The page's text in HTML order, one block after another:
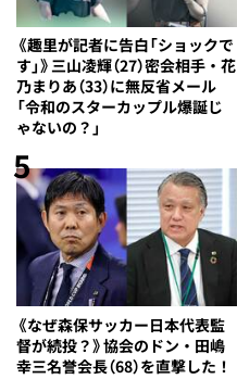
《趣里が記者に告白「ショックで
す」》三山凌輝（27）密会相手・花
乃まりあ（33）に無反省メール
「令和のスターカップル爆誕じ
ゃないの？」
5
《なぜ森保サッカー日本代表監
督が続投？》協会のドン・田嶋
幸三名誉会長（68）を直撃した！